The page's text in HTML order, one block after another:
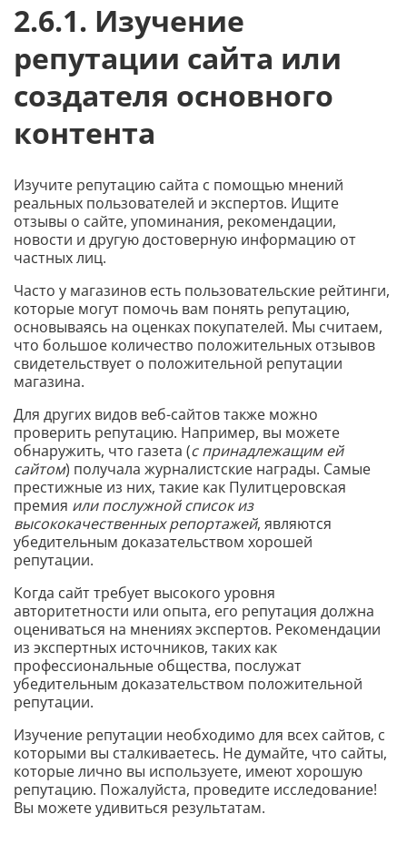
2.6.1. Изучение
репутации сайта или
создателя основного
контента
Изучите репутацию сайта с помощью мнений
реальных пользователей и экспертов. Ищите
отзывы о сайте, упоминания, рекомендации,
новости и другую достоверную информацию от
частных лиц.
Часто у магазинов есть пользовательские рейтинги,
которые могут помочь вам понять репутацию,
основываясь на оценках покупателей. Мы считаем,
что большое количество положительных отзывов
свидетельствует о положительной репутации
магазина.
Для других видов веб-сайтов также можно
проверить репутацию. Например, вы можете
обнаружить, что газета (с принадлежащим ей
сайтом) получала журналистские награды. Самые
престижные из них, такие как Пулитцеровская
премия или послужной список из
высококачественных репортажей, являются
убедительным доказательством хорошей
репутации.
Когда сайт требует высокого уровня
авторитетности или опыта, его репутация должна
оцениваться на мнениях экспертов. Рекомендации
из экспертных источников, таких как
профессиональные общества, послужат
убедительным доказательством положительной
репутации.
Изучение репутации необходимо для всех сайтов, с
которыми вы сталкиваетесь. Не думайте, что сайты,
которые лично вы используете, имеют хорошую
репутацию. Пожалуйста, проведите исследование!
Вы можете удивиться результатам.